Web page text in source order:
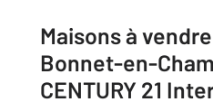
Maisons à
Bonnet-en-
CENTURY 21